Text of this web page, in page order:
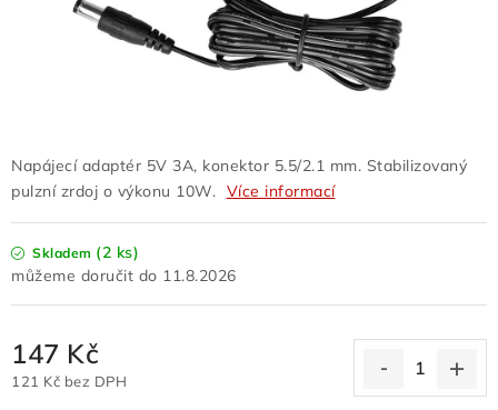
Z REKLAMACÍ- POŠKOZENÉ
VŠECHNY POLOŽKY V E-SHOPU
Kontakty Jak nakupovat
Doprava a platba
Poučení o odstoupení od smlouvy
Odstoupení od kupní smlouvy
Napájecí adaptér 5V 3A, konektor 5.5/2.1 mm. Stabilizovaný
pulzní zrdoj o výkonu 10W. Více informací
Skladem (2 ks)
11.8.2026
147 Kč
121 Kč bez DPH